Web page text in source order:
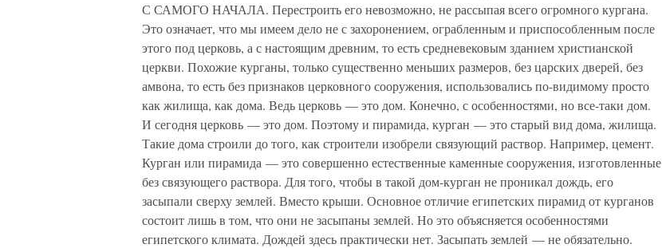
С САМОГО НАЧАЛА. Перестроить его невозможно, не рассыпая всего огромного кургана.
Это означает, что мы имеем дело не с захоронением, ограбленным и приспособленным после
этого под церковь, а с настоящим древним, то есть средневековым зданием христианской
церкви. Похожие курганы, только существенно меньших размеров, без царских дверей, без
амвона, то есть без признаков церковного сооружения, использовались по-видимому просто
как жилища, как дома. Ведь церковь — это дом. Конечно, с особенностями, но все-таки дом.
И сегодня церковь — это дом. Поэтому и пирамида, курган — это старый вид дома, жилища.
Такие дома строили до того, как строители изобрели связующий раствор. Например, цемент.
Курган или пирамида — это совершенно естественные каменные сооружения, изготовленные
без связующего раствора. Для того, чтобы в такой дом-курган не проникал дождь, его
засыпали сверху землей. Вместо крыши. Основное отличие египетских пирамид от курганов
состоит лишь в том, что они не засыпаны землей. Но это объясняется особенностями
египетского климата. Дождей здесь практически нет. Засыпать землей — не обязательно.